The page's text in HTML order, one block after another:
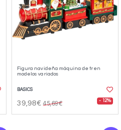
Figura navideña máquina de tren
modelos variados
BASICS
39,98€ 45,69€ - 12%